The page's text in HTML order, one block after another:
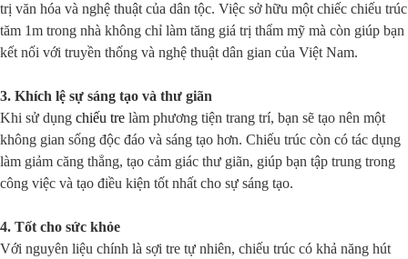
trị văn hóa và nghệ thuật của dân tộc. Việc sở hữu một chiếc chiếu trúc
tăm 1m trong nhà không chỉ làm tăng giá trị thẩm mỹ mà còn giúp bạn
kết nối với truyền thống và nghệ thuật dân gian của Việt Nam.
3. Khích lệ sự sáng tạo và thư giãn
Khi sử dụng chiếu tre làm phương tiện trang trí, bạn sẽ tạo nên một
không gian sống độc đáo và sáng tạo hơn. Chiếu trúc còn có tác dụng
làm giảm căng thẳng, tạo cảm giác thư giãn, giúp bạn tập trung trong
công việc và tạo điều kiện tốt nhất cho sự sáng tạo.
4. Tốt cho sức khỏe
Với nguyên liệu chính là sợi tre tự nhiên, chiếu trúc có khả năng hút